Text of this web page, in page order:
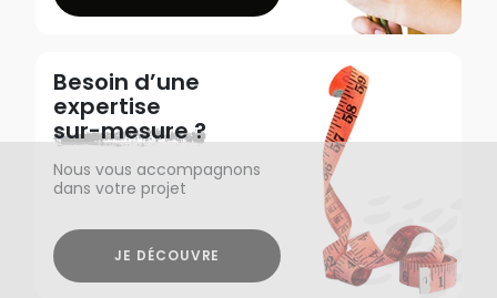
Besoin d’une
expertise
sur-mesure ?
Nous vous accompagnons
dans votre projet
JE DÉCOUVRE